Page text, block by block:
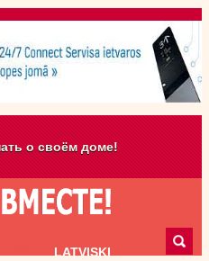
о своём доме!
LATVISKI
Skip to content